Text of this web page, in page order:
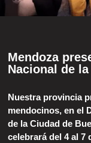
Mendoza
Nacional de
Nuestra provincia
mendocinos, en el
de la Ciudad de
celebrará del 4 al 7